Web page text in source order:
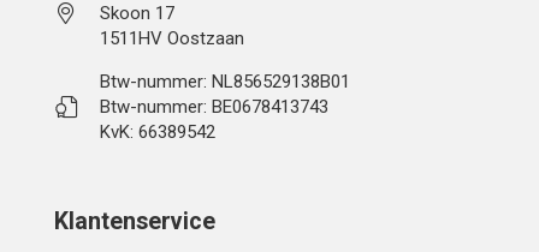
Skoon 17
1511HV Oostzaan
Btw-nummer: NL856529138B01
Btw-nummer: BE0678413743
KvK: 66389542
Klantenservice